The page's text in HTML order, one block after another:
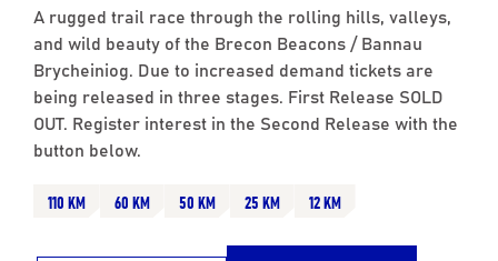
A rugged trail race through the rolling hills, valleys,
and wild beauty of the Brecon Beacons / Bannau
Brycheiniog. Due to increased demand tickets are
being released in three stages. First Release SOLD
OUT. Register interest in the Second Release with the
button below.
110 KM
60 KM 50 KM 25 KM 12 KM